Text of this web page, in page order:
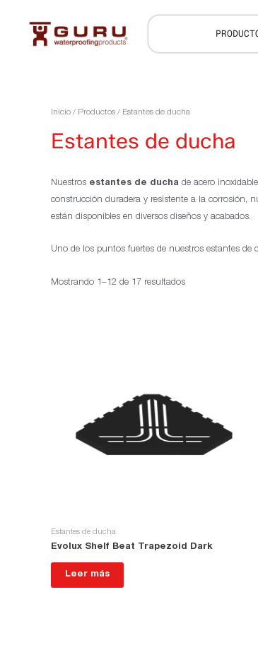
Inicio / Productos / Estantes de ducha
Estantes de ducha
Nuestros estantes de ducha de acero
construcción duradera y resistente a la corrosión,
están disponibles en diversos diseños y acabados.
Uno de los puntos fuertes de nuestros estantes
Mostrando 1–12 de 17 resultados
Estantes de ducha
Evolux Shelf Beat Trapezoid Dark
Leer más